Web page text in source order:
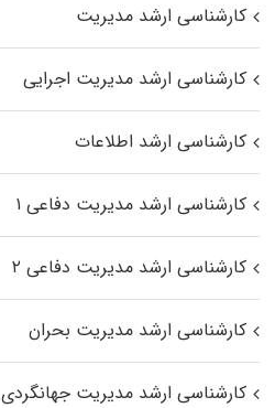
کارشناسی ارشد مدیریت
کارشناسی ارشد مدیریت اجرایی
کارشناسی ارشد اطلاعات
کارشناسی ارشد مدیریت دفاعی ۱
کارشناسی ارشد مدیریت دفاعی ۲
کارشناسی ارشد مدیریت بحران
کارشناسی ارشد مدیریت جهانگردی